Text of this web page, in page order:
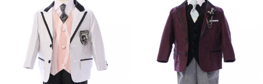
男性礼装レンタル
スーツレンタル
色打掛&紋付袴レンタル